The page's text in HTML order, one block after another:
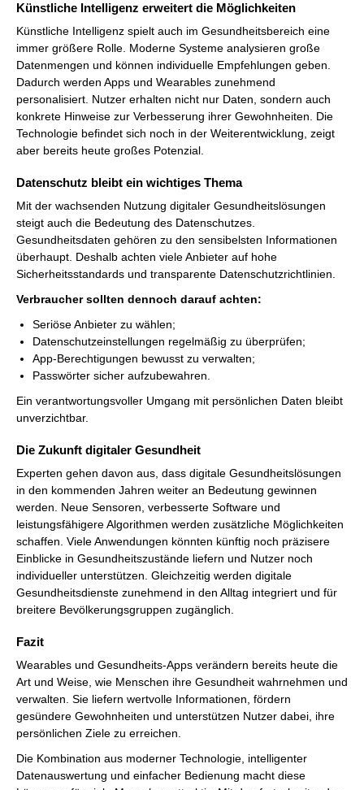
Künstliche Intelligenz erweitert die Möglichkeiten
Künstliche Intelligenz spielt auch im Gesundheitsbereich eine
immer größere Rolle. Moderne Systeme analysieren große
Datenmengen und können individuelle Empfehlungen geben.
Dadurch werden Apps und Wearables zunehmend
personalisiert. Nutzer erhalten nicht nur Daten, sondern auch
konkrete Hinweise zur Verbesserung ihrer Gewohnheiten. Die
Technologie befindet sich noch in der Weiterentwicklung, zeigt
aber bereits heute großes Potenzial.
Datenschutz bleibt ein wichtiges Thema
Mit der wachsenden Nutzung digitaler Gesundheitslösungen
steigt auch die Bedeutung des Datenschutzes.
Gesundheitsdaten gehören zu den sensibelsten Informationen
überhaupt. Deshalb achten viele Anbieter auf hohe
Sicherheitsstandards und transparente Datenschutzrichtlinien.
Verbraucher sollten dennoch darauf achten:
Seriöse Anbieter zu wählen;
Datenschutzeinstellungen regelmäßig zu überprüfen;
App-Berechtigungen bewusst zu verwalten;
Passwörter sicher aufzubewahren.
Ein verantwortungsvoller Umgang mit persönlichen Daten bleibt
unverzichtbar.
Die Zukunft digitaler Gesundheit
Experten gehen davon aus, dass digitale Gesundheitslösungen
in den kommenden Jahren weiter an Bedeutung gewinnen
werden. Neue Sensoren, verbesserte Software und
leistungsfähigere Algorithmen werden zusätzliche Möglichkeiten
schaffen. Viele Anwendungen könnten künftig noch präzisere
Einblicke in Gesundheitszustände liefern und Nutzer noch
individueller unterstützen. Gleichzeitig werden digitale
Gesundheitsdienste zunehmend in den Alltag integriert und für
breitere Bevölkerungsgruppen zugänglich.
Fazit
Wearables und Gesundheits-Apps verändern bereits heute die
Art und Weise, wie Menschen ihre Gesundheit wahrnehmen und
verwalten. Sie liefern wertvolle Informationen, fördern
gesündere Gewohnheiten und unterstützen Nutzer dabei, ihre
persönlichen Ziele zu erreichen.
Die Kombination aus moderner Technologie, intelligenter
Datenauswertung und einfacher Bedienung macht diese